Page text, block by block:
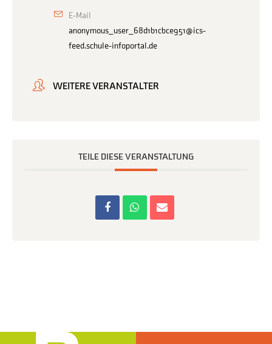
E-Mail
anonymous_user_68d1b1cbce951@ics-
feed.schule-infoportal.de
WEITERE VERANSTALTER
TEILE DIESE VERANSTALTUNG